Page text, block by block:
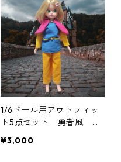
1/6ドール用アウトフィッ
ト5点セット 勇者風 一
¥3,000